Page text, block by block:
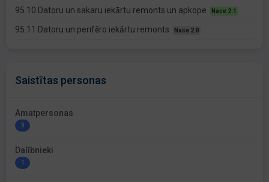
95.10 Datoru un sakaru iekārtu remonts un apkope Nace 2.1
95.11 Datoru un perifēro iekārtu remonts Nace 2.0
Saistītas personas
Amatpersonas
3
Dalībnieki
1